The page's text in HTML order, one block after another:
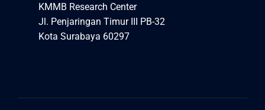
KMMB Research Center
Jl. Penjaringan Timur III PB-32
Kota Surabaya 60297